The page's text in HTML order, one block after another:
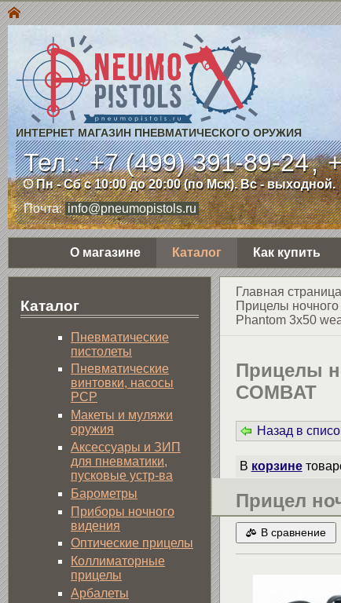
ИНТЕРНЕТ МАГАЗИН ПНЕВМАТИЧЕСКОГО ОРУЖИЯ
Тел.:+7 (499) 391-89-24,
Пн - Сб с 10:00 до 20:00 (по Мск). Вс - выходной.
Почта: info@pneumopistols.ru
О магазине Каталог Как купить
Главная страница
Прицелы
Phantom 3x50
Прицелы
COMBAT
Назад в
В корзине
Прицел
В сравнение
Каталог
Пнев­ма­ти­чес­кие
пистолеты
Пневматические
винтовки, насосы
PCP
Макеты и муляжи
оружия
Аксессуары и ЗИП
для пневматики,
пусковые устр-ва
Барометры
Приборы ночного
видения
Оптические прицелы
Коллиматорные
прицелы
Арбалеты